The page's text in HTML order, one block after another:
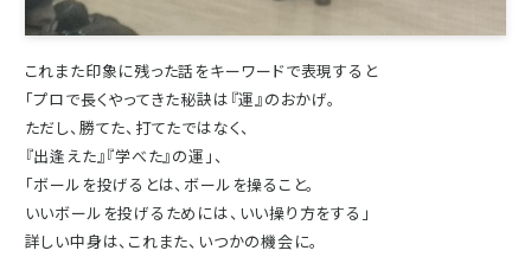
これまた印象に残った話をキーワードで表現すると
「プロで長くやってきた秘訣は『運』のおかげ。
ただし、勝てた、打てたではなく、
『出逢えた』『学べた』の運」、
「ボールを投げるとは、ボールを操ること。
いいボールを投げるためには、いい操り方をする」
詳しい中身は、これまた、いつかの機会に。